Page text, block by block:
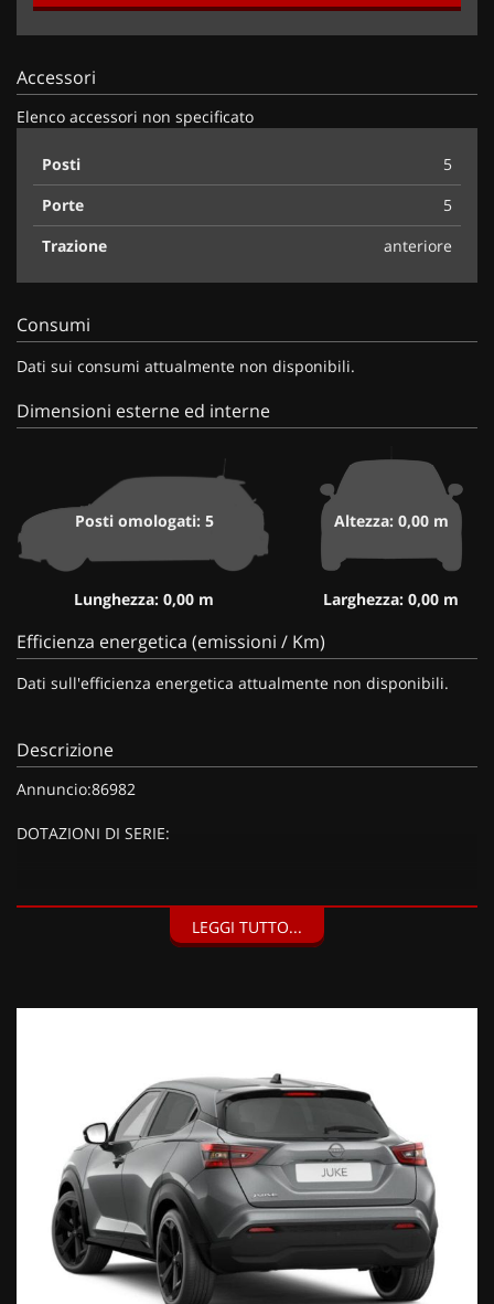
Accessori
Elenco accessori non specificato
Posti
5
Porte
5
Trazione
anteriore
Consumi
Dati sui consumi attualmente non disponibili.
Dimensioni esterne ed interne
Posti omologati: 5
Lunghezza: 0,00 m
Altezza: 0,00 m
Larghezza: 0,00 m
Efficienza energetica (emissioni / Km)
Dati sull'efficienza energetica attualmente non disponibili.
Descrizione
Annuncio:86982
DOTAZIONI DI SERIE:
Vernice metallizzata Dark Metal Grey (900 EUR),
LEGGI TUTTO...